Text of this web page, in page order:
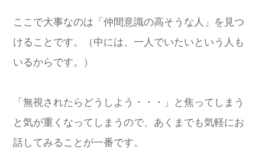
ここで大事なのは「仲間意識の高そうな人」を見つ
けることです。（中には、一人でいたいという人も
いるからです。）
「無視されたらどうしよう・・・」と焦ってしまう
と気が重くなってしまうので、あくまでも気軽にお
話してみることが一番です。